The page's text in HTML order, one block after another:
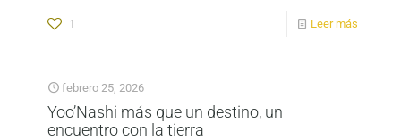
1 Leer más
febrero 25, 2026
Yoo’Nashi más que un destino, un
encuentro con la tierra